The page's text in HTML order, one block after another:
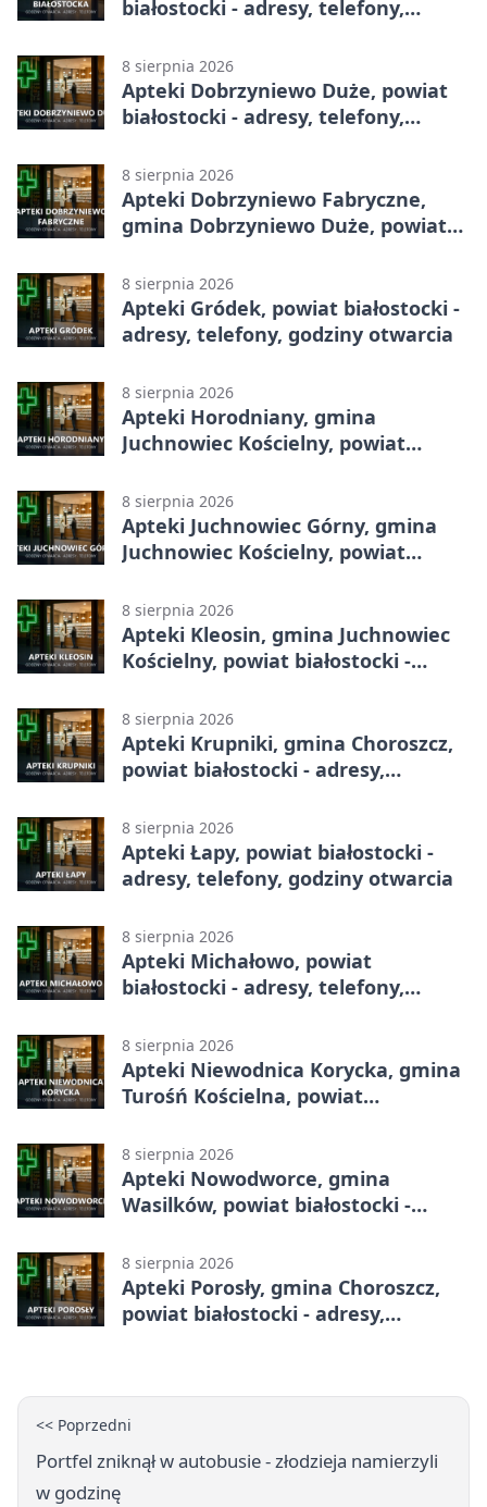
białostocki - adresy, telefony,
8 sierpnia 2026
Apteki Dobrzyniewo Duże, powiat
białostocki - adresy, telefony,
8 sierpnia 2026
Apteki Dobrzyniewo Fabryczne,
gmina Dobrzyniewo Duże, powiat
godziny otwarcia
8 sierpnia 2026
Apteki Gródek, powiat białostocki -
adresy, telefony, godziny otwarcia
8 sierpnia 2026
Apteki Horodniany, gmina
Juchnowiec Kościelny, powiat
godziny otwarcia
8 sierpnia 2026
Apteki Juchnowiec Górny, gmina
Juchnowiec Kościelny, powiat
godziny otwarcia
8 sierpnia 2026
Apteki Kleosin, gmina Juchnowiec
Kościelny, powiat białostocki -
8 sierpnia 2026
Apteki Krupniki, gmina Choroszcz,
powiat białostocki - adresy,
8 sierpnia 2026
Apteki Łapy, powiat białostocki -
adresy, telefony, godziny otwarcia
8 sierpnia 2026
Apteki Michałowo, powiat
białostocki - adresy, telefony,
8 sierpnia 2026
Apteki Niewodnica Korycka, gmina
Turośń Kościelna, powiat
godziny otwarcia
8 sierpnia 2026
Apteki Nowodworce, gmina
Wasilków, powiat białostocki -
8 sierpnia 2026
Apteki Porosły, gmina Choroszcz,
powiat białostocki - adresy,
<< Poprzedni
Portfel zniknął w autobusie - złodzieja namierzyli
w godzinę